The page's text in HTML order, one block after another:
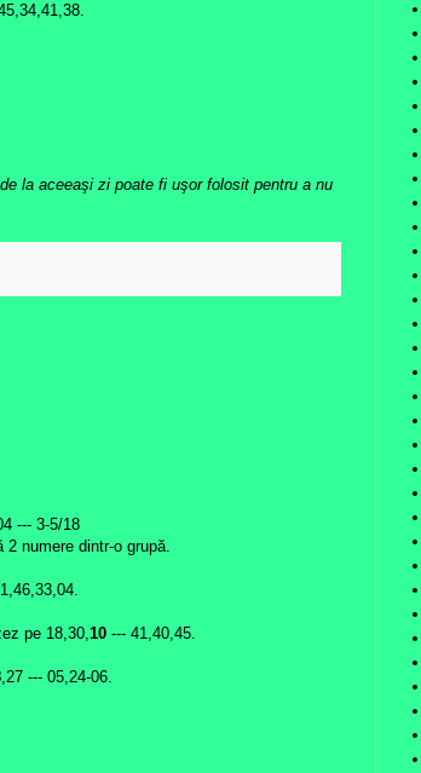
la aceeaşi zi poate fi uşor folosit pentru a nu
--- 3-5/18
numere dintr-o grupă.
pe 18,30,10 --- 41,40,45.
,27 --- 05,24-06.